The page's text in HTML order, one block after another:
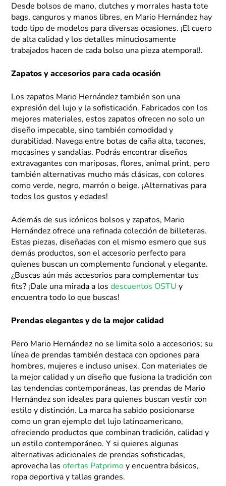
Desde bolsos de mano, clutches y morrales hasta tote
bags, canguros y manos libres, en Mario Hernández hay
todo tipo de modelos para diversas ocasiones. ¡El cuero
de alta calidad y los detalles minuciosamente
trabajados hacen de cada bolso una pieza atemporal!.
Zapatos y accesorios para cada ocasión
Los zapatos Mario Hernández también son una
expresión del lujo y la sofisticación. Fabricados con los
mejores materiales, estos zapatos ofrecen no solo un
diseño impecable, sino también comodidad y
durabilidad. Navega entre botas de caña alta, tacones,
mocasines y sandalias. Podrás encontrar diseños
extravagantes con mariposas, flores, animal print, pero
también alternativas mucho más clásicas, con colores
como verde, negro, marrón o beige. ¡Alternativas para
todos los gustos y edades!
Además de sus icónicos bolsos y zapatos, Mario
Hernández ofrece una refinada colección de billeteras.
Estas piezas, diseñadas con el mismo esmero que sus
demás productos, son el accesorio perfecto para
quienes buscan un complemento funcional y elegante.
¿Buscas aún más accesorios para complementar tus
fits? ¡Dale una mirada a losdescuentos OSTU y
encuentra todo lo que buscas!
Prendas elegantes y de la mejor calidad
Pero Mario Hernández no se limita solo a accesorios; su
línea de prendas también destaca con opciones para
hombres, mujeres e incluso unisex. Con materiales de
la mejor calidad y un diseño que fusiona la tradición con
las tendencias contemporáneas, las prendas de Mario
Hernández son ideales para quienes buscan vestir con
estilo y distinción. La marca ha sabido posicionarse
como un gran ejemplo del lujo latinoamericano,
ofreciendo productos que combinan tradición, calidad y
un estilo contemporáneo. Y si quieres algunas
alternativas adicionales de prendas sofisticadas,
aprovecha lasofertas Patprimo y encuentra básicos,
ropa deportiva y tallas grandes.